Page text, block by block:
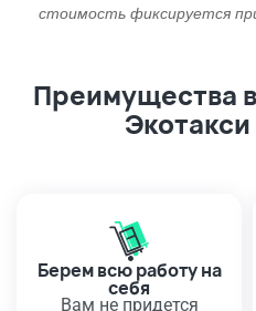
стоимость фиксируется
Преимущества
Берем всю работу на
себя
Вам не придется